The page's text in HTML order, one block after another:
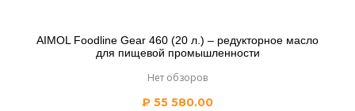
AIMOL Foodline Gear 460 (20 л.) – редукторное масло
для пищевой промышленности
Нет обзоров
₽ 55 580.00